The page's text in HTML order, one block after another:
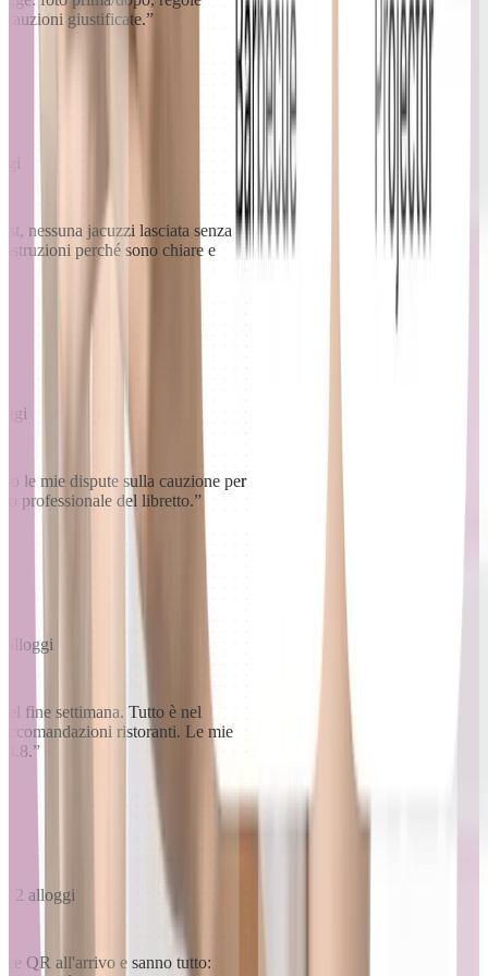
cauzioni giustificate.”
nessuna jacuzzi lasciata senza
perché sono chiare e
le mie dispute sulla cauzione per
professionale del libretto.”
alloggi
fine settimana. Tutto è nel
ristoranti. Le mie
4.8.”
2 alloggi
QR all'arrivo e sanno tutto: